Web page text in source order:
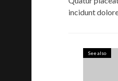
incidunt
See also